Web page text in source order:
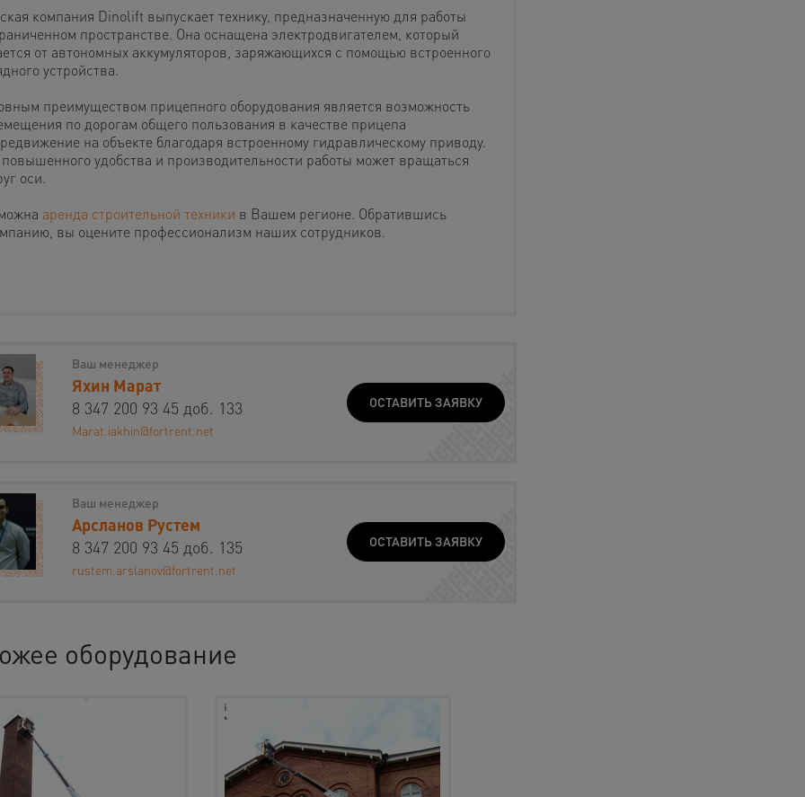
компания Dinolift выпускает технику, предназначенную для работы
пространстве. Она оснащена электродвигателем, который
от автономных аккумуляторов, заряжающихся с помощью встроенного
устройства.
преимуществом прицепного оборудования является возможность
по дорогам общего пользования в качестве прицепа
на объекте благодаря встроенному гидравлическому приводу.
удобства и производительности работы может вращаться
оси.
аренда строительной техники в Вашем регионе. Обратившись
вы оцените профессионализм наших сотрудников.
Ваш менеджер
Яхин Марат
8 347 200 93 45 доб. 133
Marat.iakhin@fortrent.net
ОСТАВИТЬ ЗАЯВКУ
Ваш менеджер
Арсланов Рустем
8 347 200 93 45 доб. 135
rustem.arslanov@fortrent.net
ОСТАВИТЬ ЗАЯВКУ
оборудование